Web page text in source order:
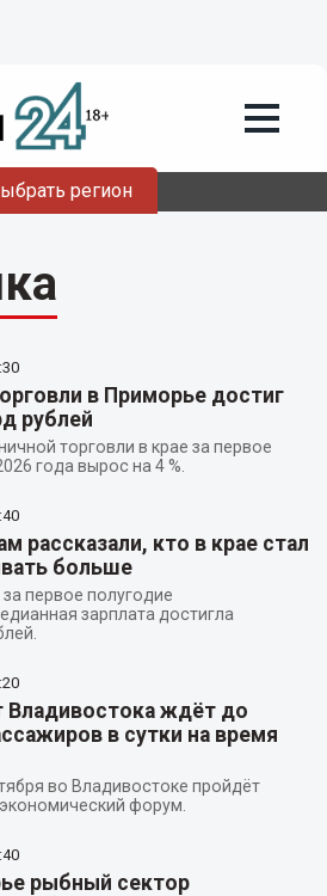
регион
в Приморье достиг
рублей
торговли в крае за первое
года вырос на 4 %.
рассказали, кто в крае стал
больше
первое полугодие
зарплата достигла
Владивостока ждёт до
в сутки на время
во Владивостоке пройдёт
форум.
рыбный сектор